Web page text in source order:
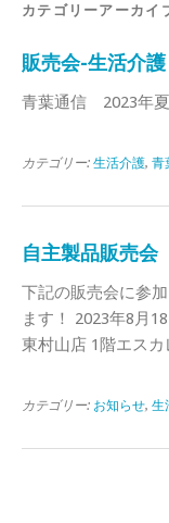
カテゴリーアーカ
販売会-生活介護
青葉通信 2023年夏
カテゴリー: 生活介護, 青
自主製品販売会
下記の販売会に参
ます！ 2023年8月
東村山店 1階エス
カテゴリー: お知らせ, 生